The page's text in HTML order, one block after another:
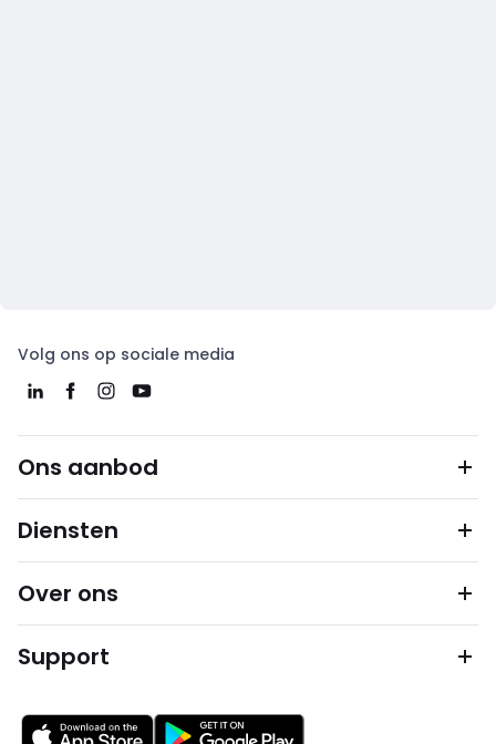
Volg ons op sociale media
Ons aanbod
Diensten
Over ons
Support